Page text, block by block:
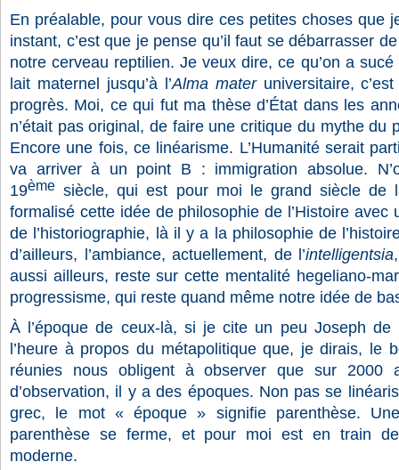
En préalable, pour vous dire ces petites choses que
instant, c’est que je pense qu’il faut se débarrasser
notre cerveau reptilien. Je veux dire, ce qu’on a
lait maternel jusqu’à l’Alma mater universitaire,
progrès. Moi, ce qui fut ma thèse d’État dans les
n’était pas original, de faire une critique du mythe du
Encore une fois, ce linéarisme. L’Humanité serait
va arriver à un point B : immigration absolue.
19ème siècle, qui est pour moi le grand siècle de
formalisé cette idée de philosophie de l’Histoire avec
de l’historiographie, là il y a la philosophie de
d’ailleurs, l’ambiance, actuellement, de l’intelligentsia
aussi ailleurs, reste sur cette mentalité hegeliano-
progressisme, qui reste quand même notre idée de
À l’époque de ceux-là, si je cite un peu Joseph de
l’heure à propos du métapolitique que, je dirais, le
réunies nous obligent à observer que sur 2000
d’observation, il y a des époques. Non pas se
grec, le mot « époque » signifie parenthèse.
parenthèse se ferme, et pour moi est en train
moderne.